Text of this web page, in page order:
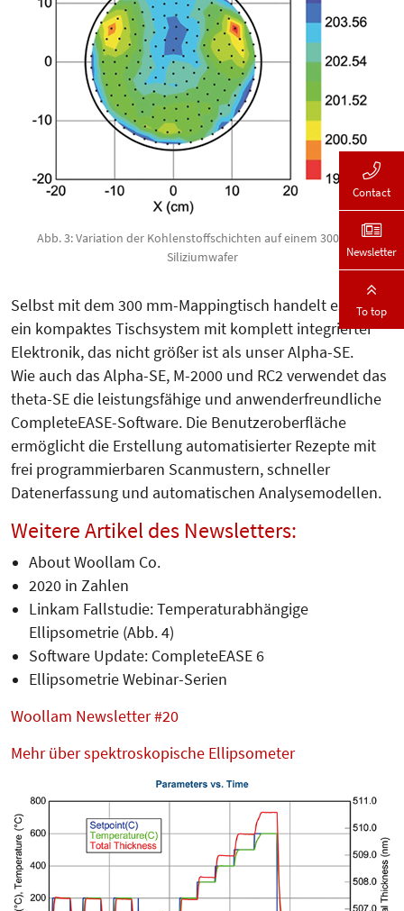
Abb. 3: Variation der Kohlenstoffschichten auf einem 300 mm-
Siliziumwafer
Selbst mit dem 300 mm-Mappingtisch handelt es um
ein kompaktes Tischsystem mit komplett integrierter
Elektronik, das nicht größer ist als unser Alpha-SE.
Wie auch das Alpha-SE, M-2000 und RC2 verwendet das
theta-SE die leistungsfähige und anwenderfreundliche
CompleteEASE-Software. Die Benutzeroberfläche
ermöglicht die Erstellung automatisierter Rezepte mit
frei programmierbaren Scanmustern, schneller
Datenerfassung und automatischen Analysemodellen.
Weitere Artikel des Newsletters:
About Woollam Co.
2020 in Zahlen
Linkam Fallstudie: Temperaturabhängige
Ellipsometrie (Abb. 4)
Software Update: CompleteEASE 6
Ellipsometrie Webinar-Serien
Woollam Newsletter #20
Mehr über spektroskopische Ellipsometer
Contact
Newsletter
To top